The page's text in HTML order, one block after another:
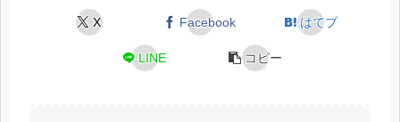
X Facebook はてブ
LINE コピー